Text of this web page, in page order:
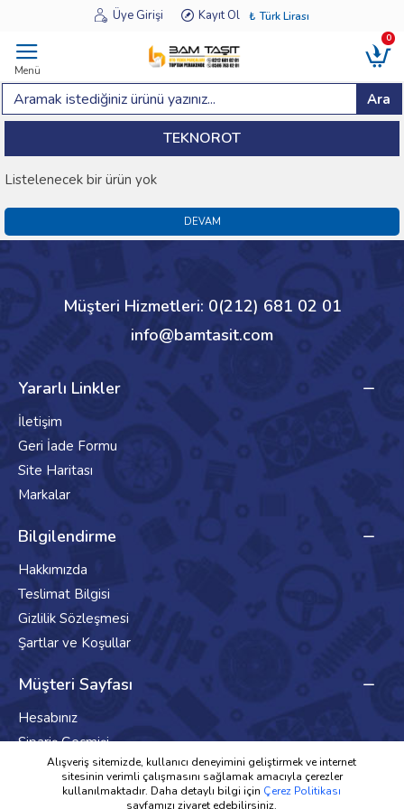
Üye Girişi Kayıt Ol ₺ Türk Lirası
Menü
0
Ara
TEKNOROT
Listelenecek bir ürün yok
DEVAM
Müşteri Hizmetleri: 0(212) 681 02 01
info@bamtasit.com
Yararlı Linkler
İletişim
Geri İade Formu
Site Haritası
Markalar
Bilgilendirme
Hakkımızda
Teslimat Bilgisi
Gizlilik Sözleşmesi
Şartlar ve Koşullar
Müşteri Sayfası
Hesabınız
Sipariş Geçmişi
Haber Bülteni
Alışveriş sitemizde, kullanıcı deneyimini geliştirmek ve internet
sitesinin verimli çalışmasını sağlamak amacıyla çerezler
kullanılmaktadır. Daha detaylı bilgi için Çerez Politikası
sayfamızı ziyaret edebilirsiniz.